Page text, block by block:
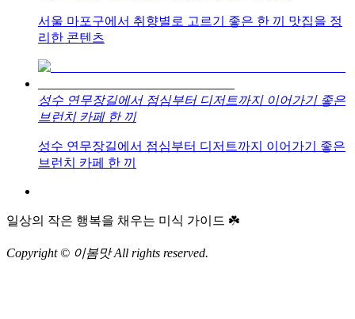
서울 마포구에서 취향별로 고르기 좋은 한 끼 맛집을 정
리한 콘텐츠
성수 연무장길에서 점심부터 디저트까지 이어가기 좋은
브런치 카페 한 끼
성수 연무장길에서 점심부터 디저트까지 이어가기 좋은
브런치 카페 한 끼
일상의 작은 행복을 채우는 미식 가이드 ☘️
Copyright © 이봄맛 All rights reserved.